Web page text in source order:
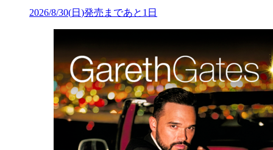
2026/8/30(日 )発売まであと1日